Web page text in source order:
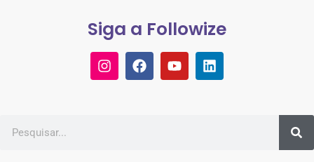
Siga a Followize